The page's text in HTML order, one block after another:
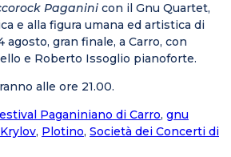
Paganini con il Gnu Quartet,
e alla figura umana ed artistica di
agosto, gran finale, a Carro, con
e Roberto Issoglio pianoforte.
alle ore 21.00.
Paganiniano di Carro, gnu
Krylov, Plotino, Società dei Concerti di